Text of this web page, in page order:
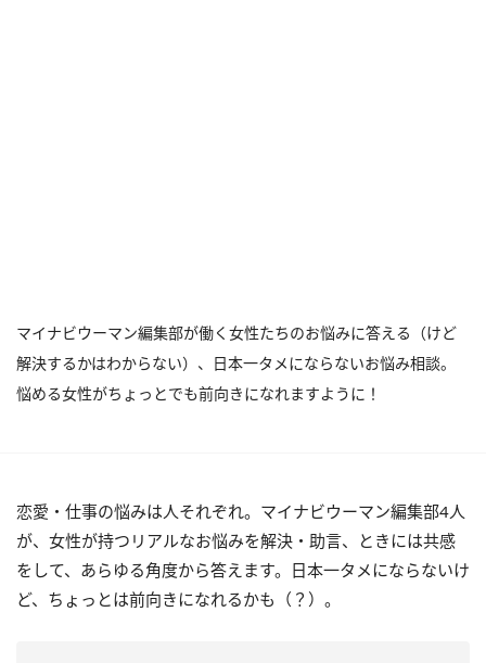
マイナビウーマン編集部が働く女性たちのお悩みに答える（けど
解決するかはわからない）、日本一タメにならないお悩み相談。
悩める女性がちょっとでも前向きになれますように！
恋愛・仕事の悩みは人それぞれ。マイナビウーマン編集部4人
が、女性が持つリアルなお悩みを解決・助言、ときには共感
をして、あらゆる角度から答えます。日本一タメにならないけ
ど、ちょっとは前向きになれるかも（？）。